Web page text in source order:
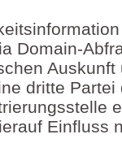
Domain-
dritte
Einfluss